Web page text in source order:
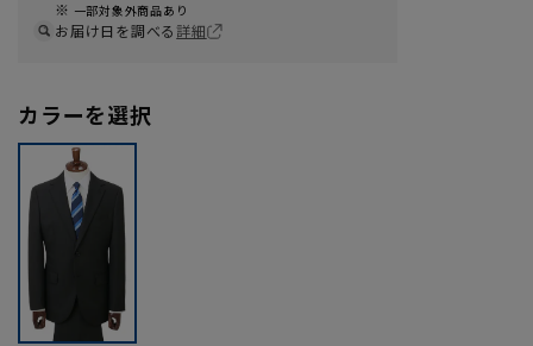
一部対象外商品あり
お届け日を調べる詳細
カラーを選択